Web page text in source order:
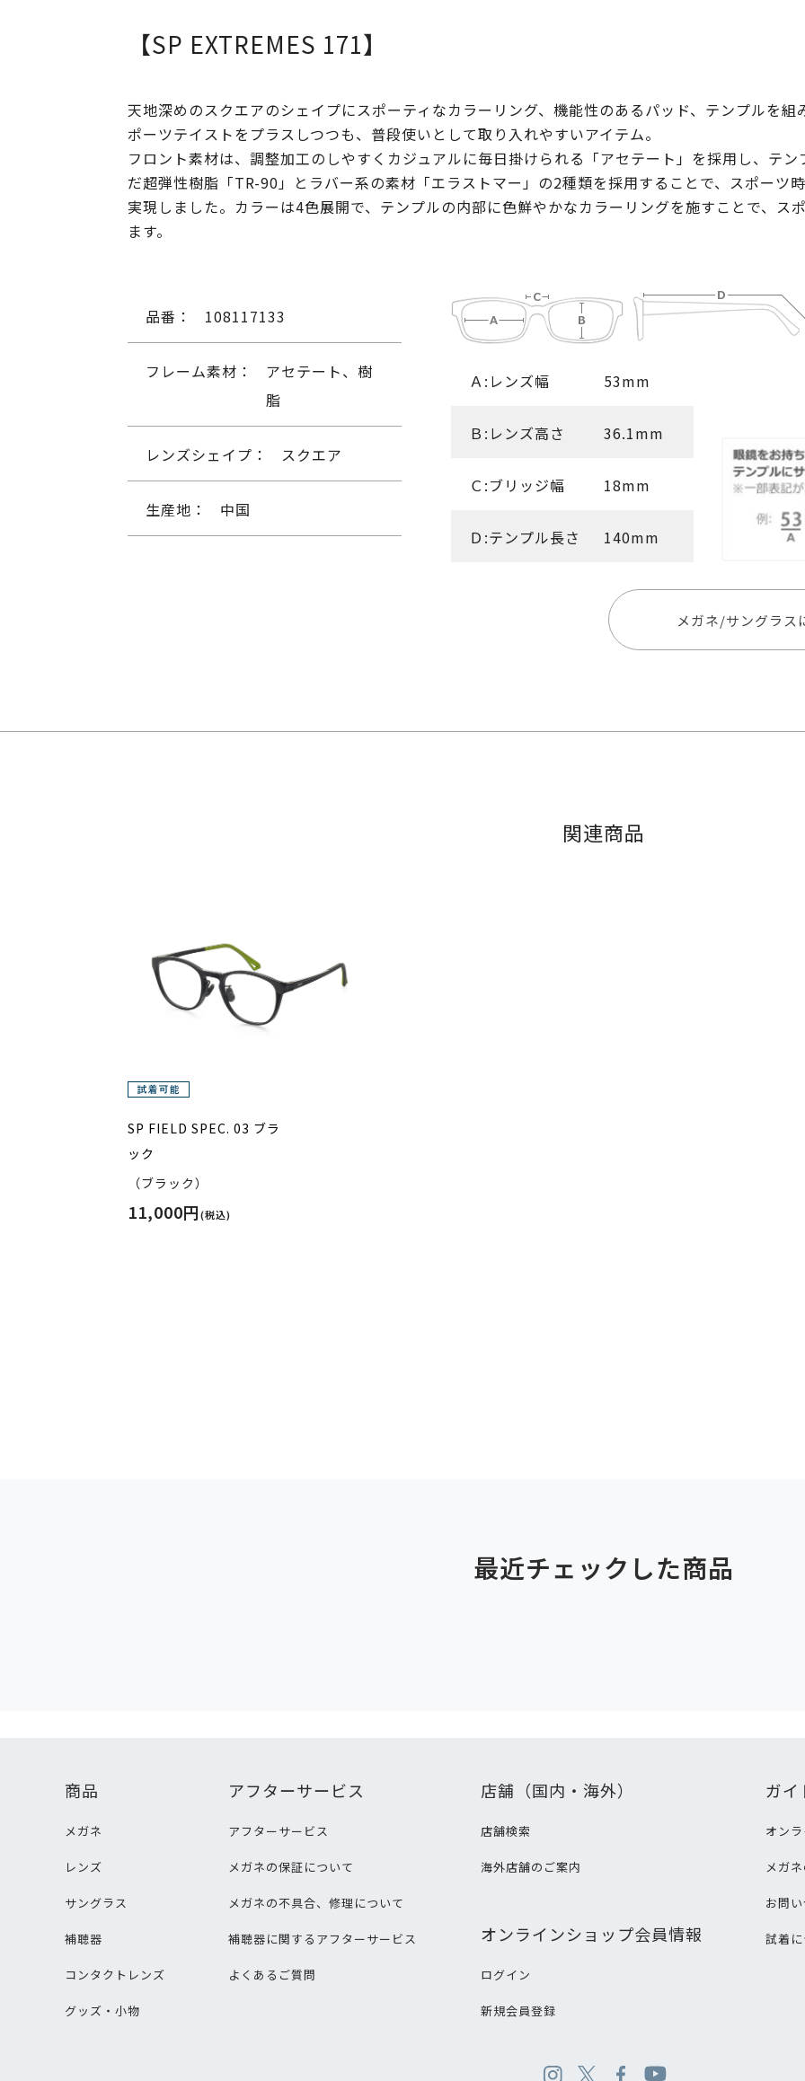
【SP EXTREMES 171】
天地深めのスクエアのシェイプにスポーティなカラーリング、機能性のあるパッド、テンプルを
ポーツテイストをプラスしつつも、普段使いとして取り入れやすいアイテム。
フロント素材は、調整加工のしやすくカジュアルに毎日掛けられる「アセテート」を採用し、テ
だ超弾性樹脂「TR-90」とラバー系の素材「エラストマー」の2種類を採用することで、スポーツ
実現しました。カラーは4色展開で、テンプルの内部に色鮮やかなカラーリングを施すことで、ス
ます。
品番： 108117133
フレーム素材：
アセテート、樹
脂
レンズシェイプ： スクエア
生産地： 中国
Ａ:レンズ幅 53mm
Ｂ:レンズ高さ 36.1mm
Ｃ:ブリッジ幅 18mm
Ｄ:テンプル長さ 140mm
メガネ/サングラス
関連商品
SP FIELD SPEC. 03 ブラ
ック
（ブラック）
11,000円(税込)
最近チェックした商品
商品
メガネ
レンズ
サングラス
補聴器
コンタクトレンズ
グッズ・小物
アフターサービス
アフターサービス
メガネの保証について
メガネの不具合、修理について
補聴器に関するアフターサービス
よくあるご質問
店舗（国内・海外）
店舗検索
海外店舗のご案内
オンラインショップ会員情報
ログイン
新規会員登録
ガイ
オン
メガ
お問
試着